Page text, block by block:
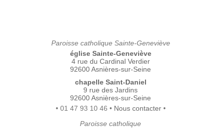
Paroisse catholique Sainte-Geneviève
église Sainte-Geneviève
4 rue du Cardinal Verdier
92600 Asnières-sur-Seine
chapelle Saint-Daniel
9 rue des Jardins
92600 Asnières-sur-Seine
• 01 47 93 10 46 • Nous contacter•
Paroisse catholique